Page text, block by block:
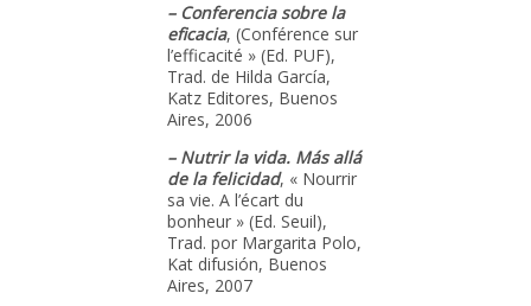
– Conferencia sobre la
eficacia, (Conférence sur
l’efficacité » (Ed. PUF),
Trad. de Hilda García,
Katz Editores, Buenos
Aires, 2006
– Nutrir la vida. Más allá
de la felicidad, « Nourrir
sa vie. A l’écart du
bonheur » (Ed. Seuil),
Trad. por Margarita Polo,
Kat difusión, Buenos
Aires, 2007